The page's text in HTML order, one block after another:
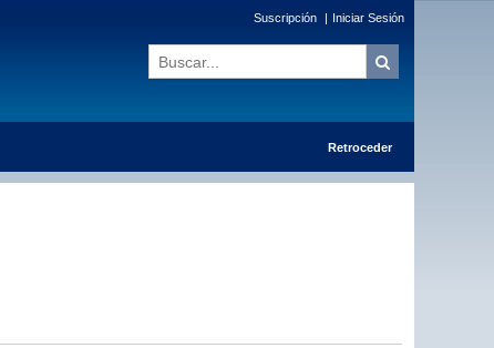
Suscripción | Iniciar Sesión
Retroceder